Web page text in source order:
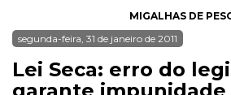
MIGALHAS DE
segunda-feira, 31 de janeiro de 2011
Lei Seca: erro do